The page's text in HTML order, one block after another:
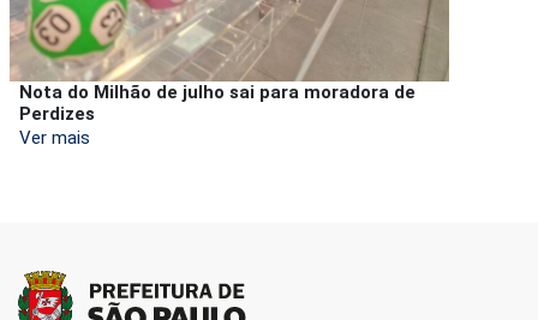
Nota do Milhão de julho sai para moradora de
Perdizes
Ver mais